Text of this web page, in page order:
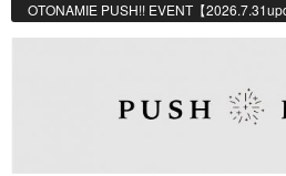
OTONAMIE PUSH!! EVENT【